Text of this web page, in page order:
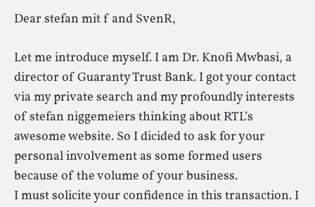
Dear stefan mit f and SvenR,
Let me introduce myself. I am Dr. Knofi Mwbasi, a
director of Guaranty Trust Bank. I got your contact
via my private search and my profoundly interests
of stefan niggemeiers thinking about RTL’s
awesome website. So I dicided to ask for your
personal involvement as some formed users
because of the volume of your business.
I must solicite your confidence in this transaction. I